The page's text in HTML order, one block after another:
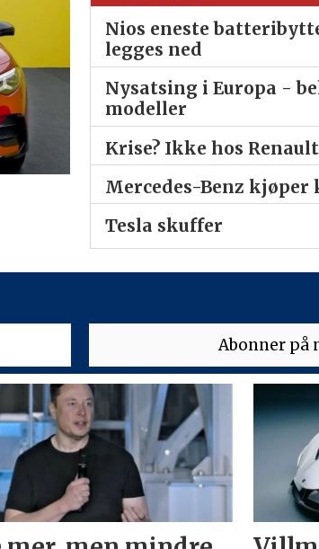
Nios eneste
legges ned
Nysatsing i Europa -
modeller
Krise? Ikke hos Renault
Mercedes-Benz kjøper
Tesla skuffer